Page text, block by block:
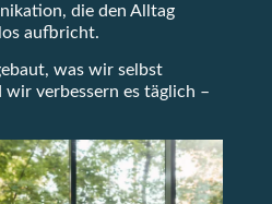
die den Alltag
aufbricht.
was wir selbst
verbessern es täglich –